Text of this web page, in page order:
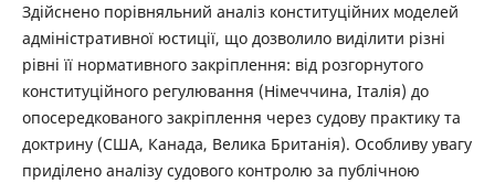
Здійснено порівняльний аналіз конституційних моделей
адміністративної юстиції, що дозволило виділити різні
рівні її нормативного закріплення: від розгорнутого
конституційного регулювання (Німеччина, Італія) до
опосередкованого закріплення через судову практику та
доктрину (США, Канада, Велика Британія). Особливу увагу
приділено аналізу судового контролю за публічною